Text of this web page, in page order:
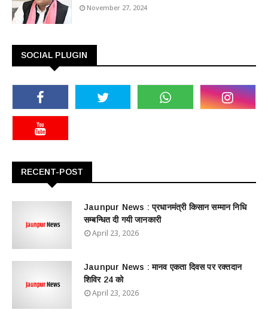
November 27, 2024
SOCIAL PLUGIN
RECENT-POST
Jaunpur News : ​प्रधानमंत्री किसान सम्मान निधि
सम्बन्धित दी गयी जानकारी
April 23, 2026
Jaunpur News : ​मानव एकता दिवस पर रक्तदान
शिविर 24 को
April 23, 2026